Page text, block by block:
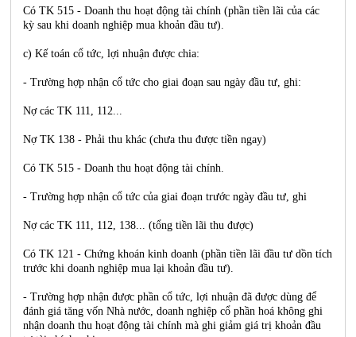
Có TK 515 - Doanh thu hoạt động tài chính (phần tiền lãi của các
kỳ sau khi doanh nghiệp mua khoản đầu tư).
c) Kế toán cổ tức, lợi nhuận được chia:
- Trường hợp nhận cổ tức cho giai đoạn sau ngày đầu tư, ghi:
Nợ các TK 111, 112...
Nợ TK 138 - Phải thu khác (chưa thu được tiền ngay)
Có TK 515 - Doanh thu hoạt động tài chính.
- Trường hợp nhận cổ tức của giai đoạn trước ngày đầu tư, ghi
Nợ các TK 111, 112, 138... (tổng tiền lãi thu được)
Có TK 121 - Chứng khoán kinh doanh (phần tiền lãi đầu tư dồn tích
trước khi doanh nghiệp mua lại khoản đầu tư).
- Trường hợp nhận được phần cổ tức, lợi nhuận đã được dùng để
đánh giá tăng vốn Nhà nước, doanh nghiệp cổ phần hoá không ghi
nhận doanh thu hoạt động tài chính mà ghi giảm giá trị khoản đầu